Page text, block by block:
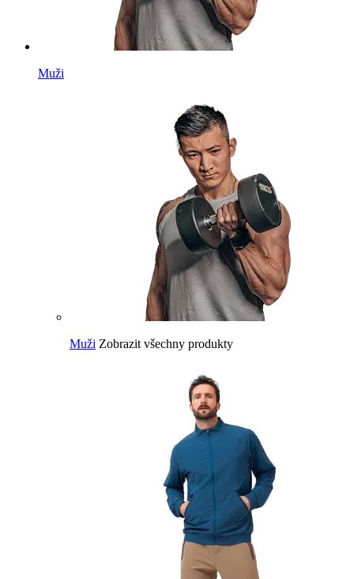
Muži
Muži Zobrazit všechny produkty